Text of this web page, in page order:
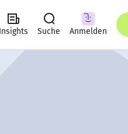
Insights Suche Anmelden